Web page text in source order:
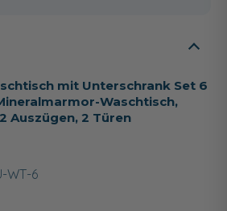
mit Unterschrank Set 6
Waschtisch,
Auszügen, 2 Türen
WT-6